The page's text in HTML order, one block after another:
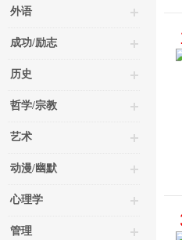
外语
成功/励志
历史
哲学/宗教
艺术
动漫/幽默
心理学
管理